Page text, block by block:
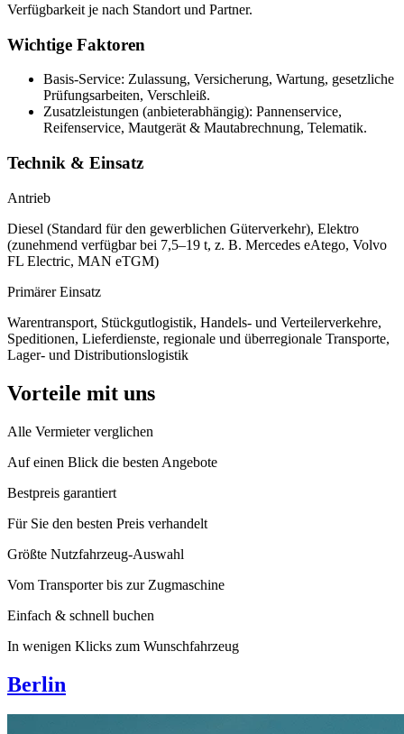
Verfügbarkeit je nach Standort und Partner.
Wichtige Faktoren
Basis-Service: Zulassung, Versicherung, Wartung, gesetzliche
Prüfungsarbeiten, Verschleiß.
Zusatzleistungen (anbieterabhängig): Pannenservice,
Reifenservice, Mautgerät & Mautabrechnung, Telematik.
Technik & Einsatz
Antrieb
Diesel (Standard für den gewerblichen Güterverkehr), Elektro
(zunehmend verfügbar bei 7,5–19 t, z. B. Mercedes eAtego, Volvo
FL Electric, MAN eTGM)
Primärer Einsatz
Warentransport, Stückgutlogistik, Handels- und Verteilerverkehre,
Speditionen, Lieferdienste, regionale und überregionale Transporte,
Lager- und Distributionslogistik
Vorteile mit uns
Alle Vermieter verglichen
Auf einen Blick die besten Angebote
Bestpreis garantiert
Für Sie den besten Preis verhandelt
Größte Nutzfahrzeug-Auswahl
Vom Transporter bis zur Zugmaschine
Einfach & schnell buchen
In wenigen Klicks zum Wunschfahrzeug
Berlin